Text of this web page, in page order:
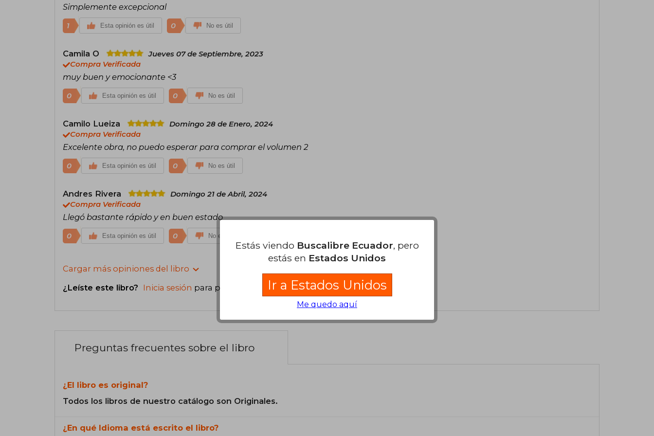
Simplemente excepcional
1 Esta opinión es útil 0 No es útil
Camila O
Jueves 07 de Septiembre, 2023
Compra Verificada
muy buen y emocionante <3
0 Esta opinión es útil 0 No es útil
Camilo Lueiza
Domingo 28 de Enero, 2024
Compra Verificada
Excelente obra, no puedo esperar para comprar el volumen 2
0 Esta opinión es útil 0 No es útil
Andres Rivera
Domingo 21 de Abril, 2024
Compra Verificada
Llegó bastante rápido y en buen estado
0 Esta opinión es útil 0 No es útil
Cargar más opiniones del libro
¿Leíste este libro? Inicia sesión para poder agregar tu propia evaluación .
Preguntas frecuentes sobre el libro
¿El libro es original?
Todos los libros de nuestro catálogo son Originales.
¿En qué Idioma está escrito el libro?
Estás viendo Buscalibre Ecuador, pero
estás en Estados Unidos
Ir a Estados Unidos
Me quedo aquí